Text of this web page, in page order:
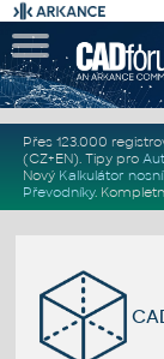
Přes 123.000
(CZ+EN). Tipy pro
Nový Kalkulátor
Převodníky.